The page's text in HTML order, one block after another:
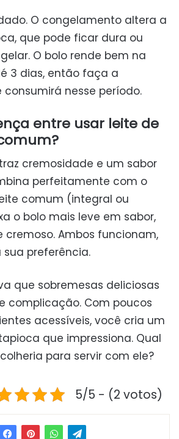
O congelamento altera a
que pode ficar dura ou
O bolo rende bem na
3 dias, então faça a
nesse período.
entre usar leite de
cremosidade e um sabor
perfeitamente com o
comum (integral ou
o bolo mais leve em sabor,
Ambos funcionam,
preferência.
que sobremesas deliciosas
complicação. Com poucos
acessíveis, você cria um
que impressiona. Qual
para servir com ele?
5/5 - (2 votos)